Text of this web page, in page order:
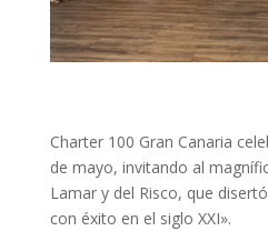
Charter 100 Gran Canaria
de mayo, invitando al
Lamar y del Risco, que
con éxito en el siglo XXI».